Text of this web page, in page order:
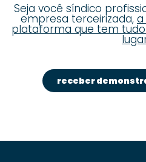
Seja você síndico
empresa terceirizada, a
plataforma que tem
receber